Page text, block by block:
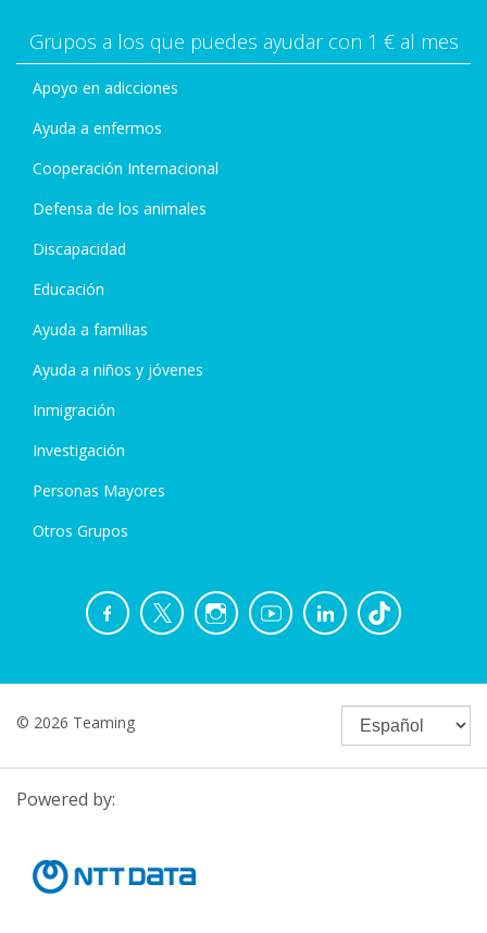
Grupos a los que puedes ayudar con 1 € al mes
Apoyo en adicciones
Ayuda a enfermos
Cooperación Internacional
Defensa de los animales
Discapacidad
Educación
Ayuda a familias
Ayuda a niños y jóvenes
Inmigración
Investigación
Personas Mayores
Otros Grupos
© 2026 Teaming
Powered by: